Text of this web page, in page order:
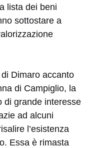
lista dei beni
sottostare a
Dimaro accanto
di Campiglio, la
di grande interesse
ad alcuni
l’esistenza
Essa è rimasta